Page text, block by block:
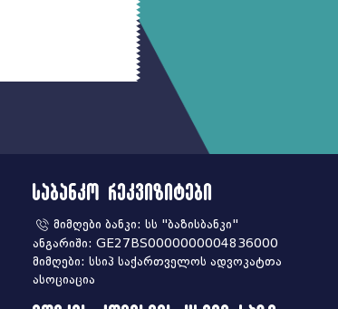
საბანკო რეკვიზიტები
მიმღები ბანკი: სს "ბაზისბანკი"
ანგარიში: GE27BS0000000004836000
მიმღები: სსიპ საქართველოს ადვოკატთა
ასოციაცია